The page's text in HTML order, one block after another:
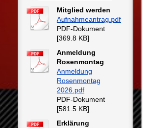
Mitglied werden
Aufnahmeantrag.pdf
PDF-Dokument
[369.8 KB]
Anmeldung
Rosenmontag
Anmeldung
Rosenmontag
2026.pdf
PDF-Dokument
[581.5 KB]
Erklärung